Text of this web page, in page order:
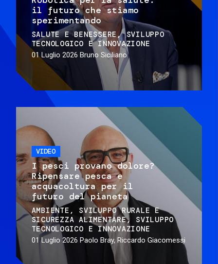
il futuro che stiamo
sperimentando
SALUTE E BENESSERE
SVILUPPO
TECNOLOGICO E INNOVAZIONE
01 Luglio 2026 Bruno Siciliano
VIDEO
I pesci provano dolore?
Ripensare pesca e
acquacoltura per il
futuro del pianeta
AMBIENTE
SVILUPPO RURALE E
SICUREZZA ALIMENTARE
SVILUPPO
TECNOLOGICO E INNOVAZIONE
01 Luglio 2026 Paolo Bray, Riccardo Giacomessi